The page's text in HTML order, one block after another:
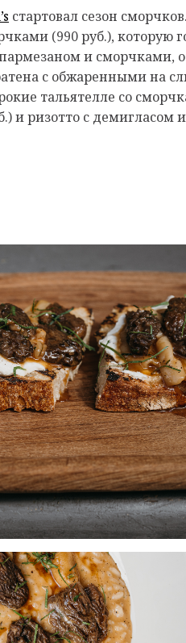
стартовал сезон
(990 руб.),
и сморчками,
с обжаренными на
тальятелле со
и ризотто с демигласом